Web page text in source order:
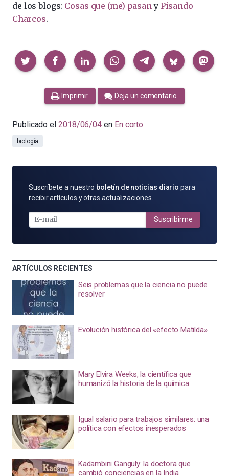
de los blogs: Cosas que (me) pasany Pisando
Charcos.
Compartir
Imprimir Deja un comentario
Publicado el 2018/06/04 en En corto
biología
SUSCRÍBETE
POR
MAIL
Suscríbete a nuestro boletín de noticias diario para
recibir artículos y otras actualizaciones.
Suscribirme
ARTÍCULOS RECIENTES
Seis problemas que la ciencia no puede
resolver
Evolución histórica del «efecto Matilda»
Mary Elvira Weeks, la científica que
humanizó la historia de la química
Igual salario para trabajos similares: una
política con efectos inesperados
Kadambini Ganguly: la doctora que
cambió conciencias en la India